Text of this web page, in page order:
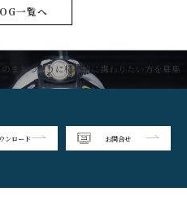
一覧へ
まちづくりに積極的に携わりたい方を募集
ンロード お問合せ